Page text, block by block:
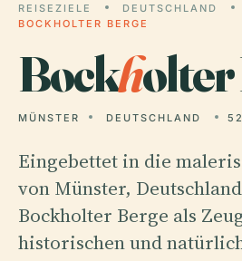
REISEZIELE DEUTSCHLAND
BOCKHOLTER BERGE
Bockholter
MÜNSTER DEUTSCHLAND
Eingebettet in die
von Münster,
Bockholter Berge als
historischen und